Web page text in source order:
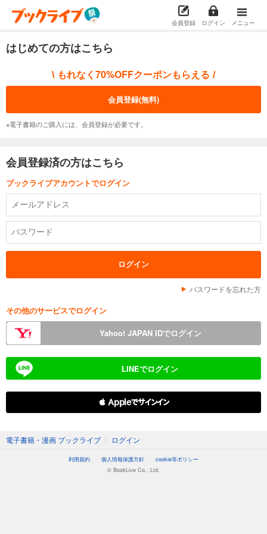
会員登録 ログイン メニュー
はじめての方はこちら
\ もれなく70%OFFクーポンもらえる /
会員登録(無料)
※電子書籍のご購入には、会員登録が必要です。
会員登録済の方はこちら
ブックライブアカウントでログイン
パスワードを忘れた方
その他のサービスでログイン
Yahoo! JAPAN IDでログイン
LINEでログイン
 Appleでサインイン
電子書籍・漫画 ブックライブ 〉 ログイン
利用規約 個人情報保護方針
cookie等ポリシー
© BookLive Co., Ltd.